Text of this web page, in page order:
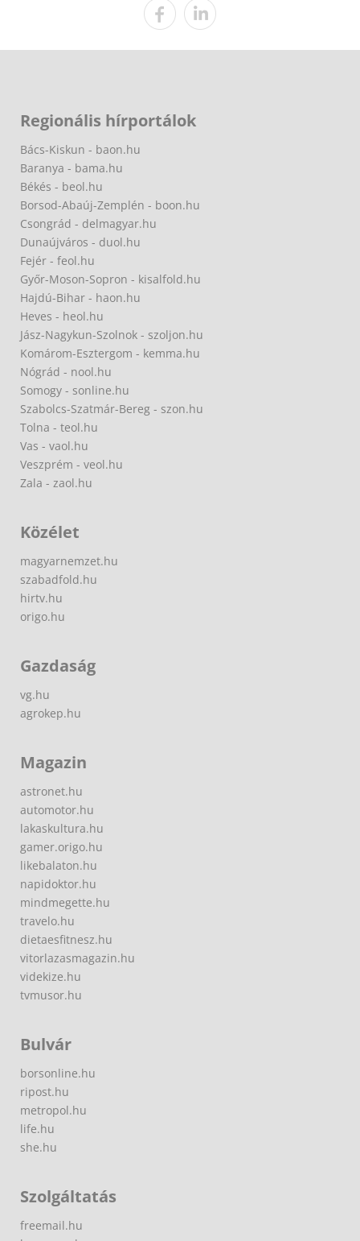
Regionális hírportálok
Bács-Kiskun - baon.hu
Baranya - bama.hu
Békés - beol.hu
Borsod-Abaúj-Zemplén - boon.hu
Csongrád - delmagyar.hu
Dunaújváros - duol.hu
Fejér - feol.hu
Győr-Moson-Sopron - kisalfold.hu
Hajdú-Bihar - haon.hu
Heves - heol.hu
Jász-Nagykun-Szolnok - szoljon.hu
Komárom-Esztergom - kemma.hu
Nógrád - nool.hu
Somogy - sonline.hu
Szabolcs-Szatmár-Bereg - szon.hu
Tolna - teol.hu
Vas - vaol.hu
Veszprém - veol.hu
Zala - zaol.hu
Közélet
magyarnemzet.hu
szabadfold.hu
hirtv.hu
origo.hu
Gazdaság
vg.hu
agrokep.hu
Magazin
astronet.hu
automotor.hu
lakaskultura.hu
gamer.origo.hu
likebalaton.hu
napidoktor.hu
mindmegette.hu
travelo.hu
dietaesfitnesz.hu
vitorlazasmagazin.hu
videkize.hu
tvmusor.hu
Bulvár
borsonline.hu
ripost.hu
metropol.hu
life.hu
she.hu
Szolgáltatás
freemail.hu